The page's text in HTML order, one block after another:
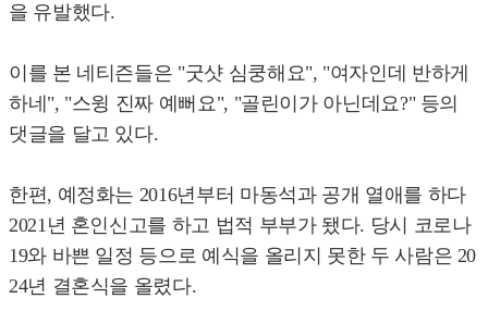
을 유발했다.
이를 본 네티즌들은 "굿샷 심쿵해요", "여자인데 반하게
하네", "스윙 진짜 예뻐요", "골린이가 아닌데요?" 등의
댓글을 달고 있다.
한편, 예정화는 2016년부터 마동석과 공개 열애를 하다
2021년 혼인신고를 하고 법적 부부가 됐다. 당시 코로나
19와 바쁜 일정 등으로 예식을 올리지 못한 두 사람은 20
24년 결혼식을 올렸다.